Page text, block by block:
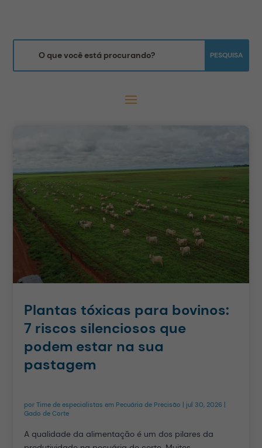
Plantas tóxicas para bovinos:
7 riscos silenciosos que
podem estar na sua
pastagem
porTime de especialistas em Pecuária de Precisão jul 30, 2026
Gado de Corte
A qualidade da alimentação é um dos pilares da